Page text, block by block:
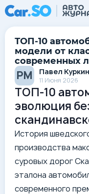
ТОП-10
модели от
современных
РМ Павел Куркин
11 Июня 2026
ТОП-10
эволюция
История
производства
суровых дорог
эталона
современного